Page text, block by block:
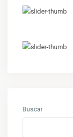
Buscar